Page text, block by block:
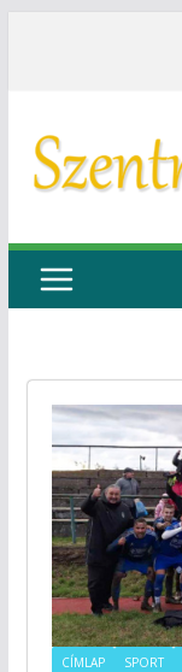
CÍMLAP SPORT